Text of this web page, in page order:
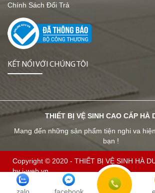
Chính Sách Đổi Trả
KẾT NỐI VỚI CHÚNG TÔI
THIẾT BỊ VỆ SINH CAO CẤP HÀ
Mang đến những sản phẩm tiện nghi va
bạn !
Copyright © 2020 - THIẾT BỊ VỆ SINH HÀ
by i-web.vn
Đang online:
| Tổng truy cập:1140410